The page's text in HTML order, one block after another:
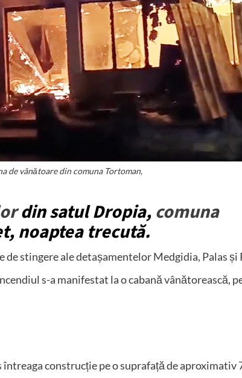
de vânătoare din comuna Tortoman,
din satul Dropia,comuna
noaptea trecută.
stingere ale detașamentelor Medgidia, Palas și
s-a manifestat la o cabană vânătorească,
construcție pe o suprafață de aproximativ